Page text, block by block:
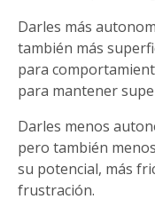
Darles más
también más
para
para mantener
Darles menos
pero también
su potencial, más
frustración.